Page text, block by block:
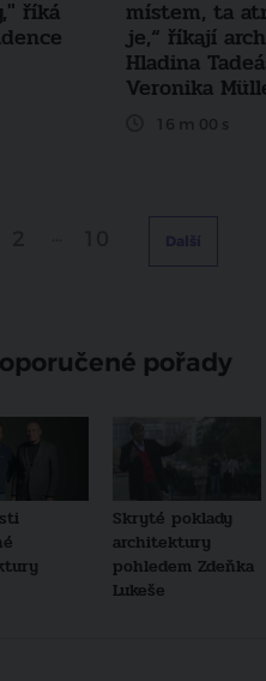
říká místem, ta
je,“ říkají
Hladina
Veronika
16 m 00 s
pořady
Skryté poklady
architektury
pohledem Zdeňka
Lukeše